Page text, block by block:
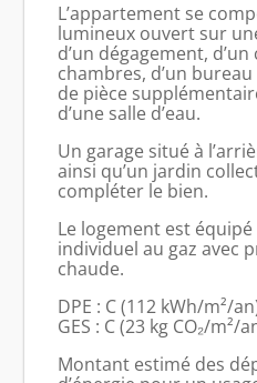
L’appartement se
lumineux ouvert sur
d’un dégagement,
chambres, d’un
de pièce
d’une salle d’eau.
Un garage situé à
ainsi qu’un jardin
compléter le bien.
Le logement est équipé
individuel au gaz avec
chaude.
DPE : C (112 kWh/m²/
GES : C (23 kg CO₂/m²/
Montant estimé des